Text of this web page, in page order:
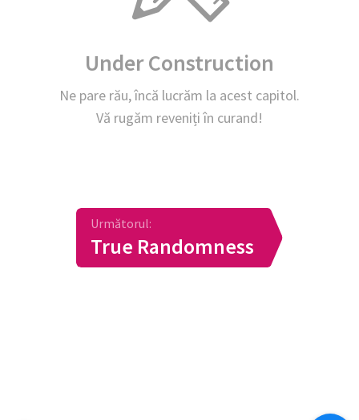
Under Construction
Ne pare rău, încă lucrăm la acest capitol.
Vă rugăm reveniți în curand!
Următorul:
True Randomness